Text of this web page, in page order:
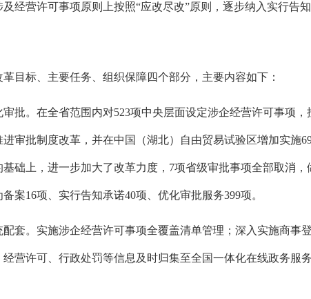
及经营许可事项原则上按照“应改尽改”原则， 逐步纳入实行告知
革目标、 主要任务、 组织保障四个部分， 主要内容如下：
批。 在全省范围内对523项中央层面设定涉企经营许可事项，
审批制度改革， 并在中国（湖北）自由贸易试验区增加实施
础上， 进一步加大了改革力度， 7项省级审批事项全部取消，
案16项、 实行告知承诺40项、 优化审批服务399项。
套。 实施涉企经营许可事项全覆盖清单管理； 深入实施商事
经营许可、 行政处罚等信息及时归集至全国一体化在线政务服务